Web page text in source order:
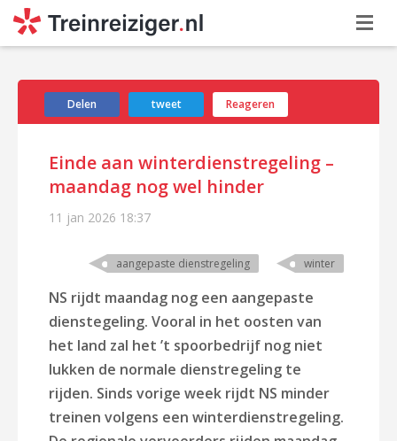
Delen tweet Reageren
Einde aan winterdienstregeling –
maandag nog wel hinder
11 jan 2026 18:37
aangepaste dienstregeling winter
NS rijdt maandag nog een aangepaste
dienstegeling. Vooral in het oosten van
het land zal het ’t spoorbedrijf nog niet
lukken de normale dienstregeling te
rijden. Sinds vorige week rijdt NS minder
treinen volgens een winterdienstregeling.